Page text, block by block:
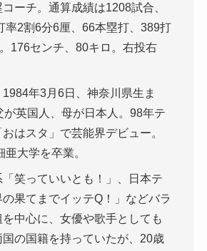
ーチ。通算成績は1208試合、
率2割6分6厘、66本塁打、389打
176センチ、80キロ。右投右
年3月6日、神奈川県生ま
が英国人、母が日本人。98年テ
はスタ」で芸能界デビュー。
大学を卒業。
笑っていいとも！」、日本テ
果てまでイッテQ！」などバラ
中心に、女優や歌手としても
の国籍を持っていたが、20歳